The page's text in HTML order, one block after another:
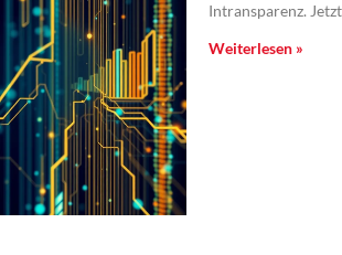
Intransparenz.
Weiterlesen »